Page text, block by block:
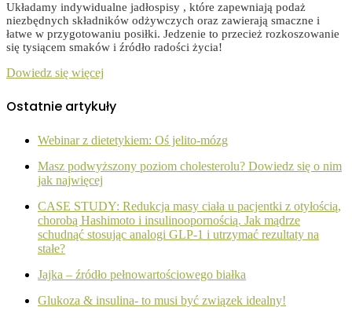
Układamy indywidualne jadłospisy , które zapewniają podaż
niezbędnych składników odżywczych oraz zawierają smaczne i
łatwe w przygotowaniu posiłki. Jedzenie to przecież rozkoszowanie
się tysiącem smaków i źródło radości życia!
Dowiedz się więcej
Ostatnie artykuły
Webinar z dietetykiem: Oś jelito-mózg
Masz podwyższony poziom cholesterolu? Dowiedz się o nim
jak najwięcej
CASE STUDY: Redukcja masy ciała u pacjentki z otyłością,
chorobą Hashimoto i insulinoopornością. Jak mądrze
schudnąć stosując analogi GLP-1 i utrzymać rezultaty na
stałe?
Jajka – źródło pełnowartościowego białka
Glukoza & insulina- to musi być związek idealny!